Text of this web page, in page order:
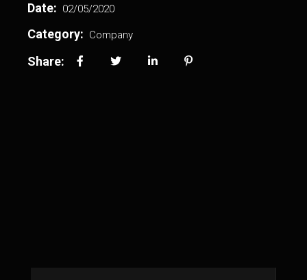
Date: 02/05/2020
Category: Company
Share: